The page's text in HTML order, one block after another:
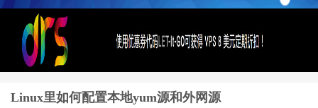
Linux里如何配置本地yum源和外网源